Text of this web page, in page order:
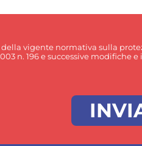
vigente normativa sulla
n. 196 e successive modifiche